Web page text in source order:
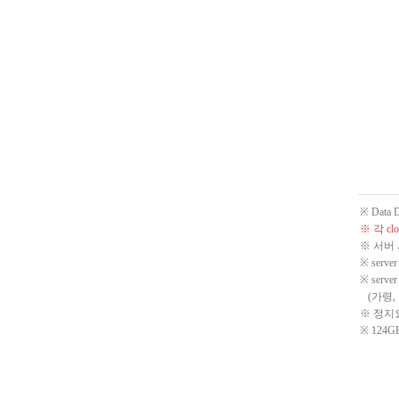
※ Data
※ 각
※ 서버
※
※
(가령,
※ 정지
※